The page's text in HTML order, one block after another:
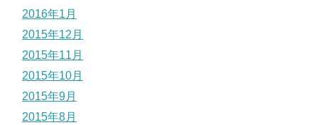
2016年1月
2015年12月
2015年11月
2015年10月
2015年9月
2015年8月